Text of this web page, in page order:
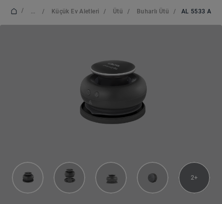
/ ... / Küçük Ev Aletleri / Ütü / Buharlı Ütü / AL 5533 A
2